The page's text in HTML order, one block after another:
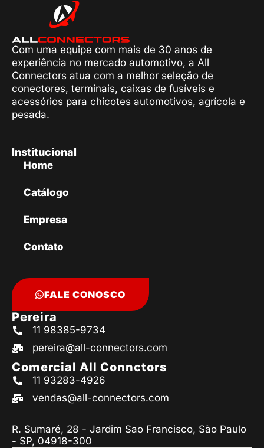
Com uma equipe com mais de 30 anos de
experiência no mercado automotivo, a All
Connectors atua com a melhor seleção de
conectores, terminais, caixas de fusíveis e
acessórios para chicotes automotivos, agrícola e
pesada.
Institucional
Home
Catálogo
Empresa
Contato
FALE CONOSCO
Pereira
11 98385-9734
pereira@all-connectors.com
Comercial All Connctors
11 93283-4926
vendas@all-connectors.com
R. Sumaré, 28 - Jardim Sao Francisco, São Paulo
- SP, 04918-300